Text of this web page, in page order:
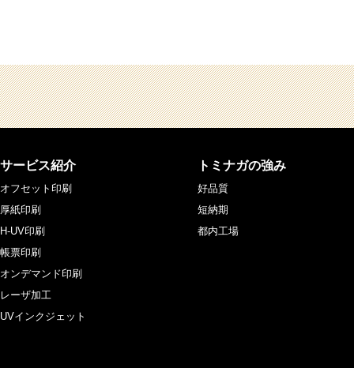
サービス紹介
オフセット印刷
厚紙印刷
H-UV印刷
帳票印刷
オンデマンド印刷
レーザ加工
UVインクジェット
トミナガの強み
好品質
短納期
都内工場